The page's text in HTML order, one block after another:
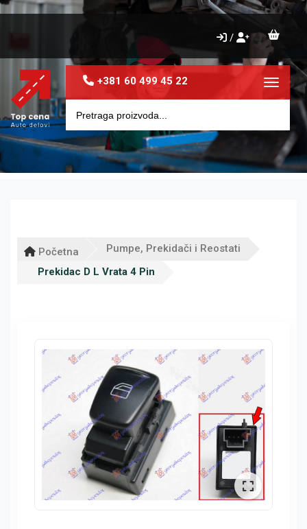
/
+381 60 499 45 22 Toggle
Početna
Pumpe, Prekidači i Reostati
Prekidac D L Vrata 4 Pin